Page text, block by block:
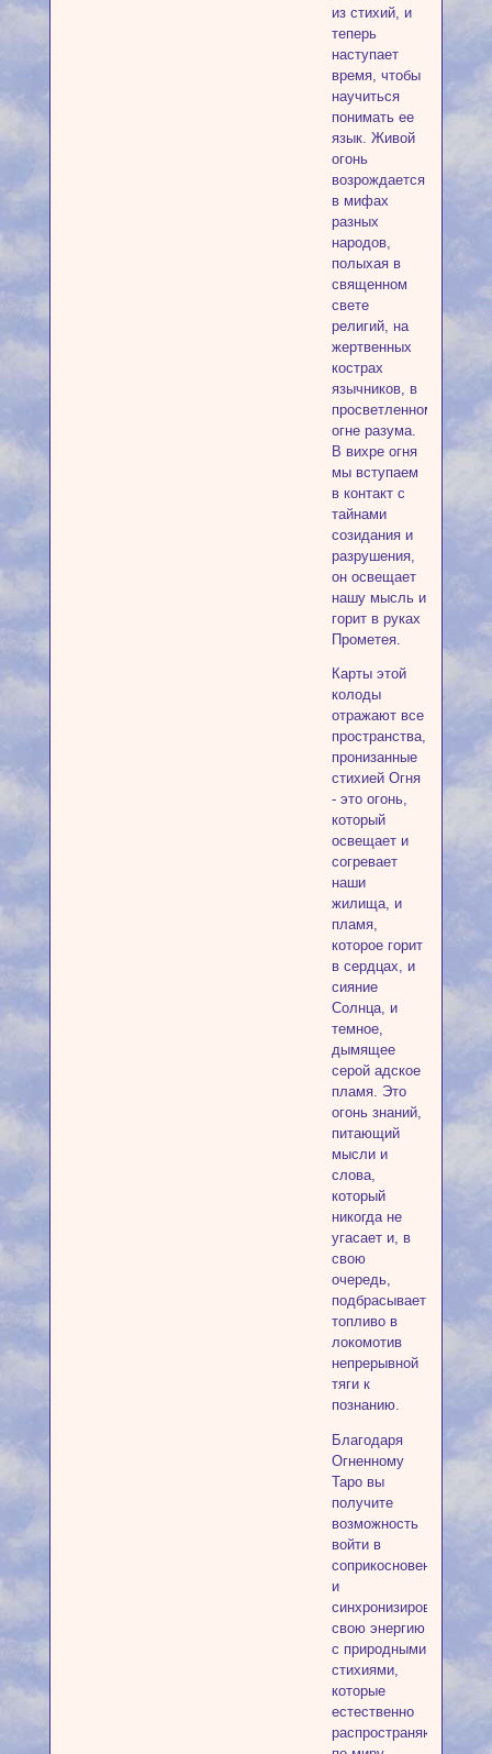
из стихий, и
теперь
наступает
время, чтобы
научиться
понимать ее
язык. Живой
огонь
возрождается
в мифах
разных
народов,
полыхая в
священном
свете
религий, на
жертвенных
кострах
язычников, в
просветленном
огне разума.
В вихре огня
мы вступаем
в контакт с
тайнами
созидания и
разрушения,
он освещает
нашу мысль и
горит в руках
Прометея.
Карты этой
колоды
отражают все
пространства,
пронизанные
стихией Огня
- это огонь,
который
освещает и
согревает
наши
жилища, и
пламя,
которое горит
в сердцах, и
сияние
Солнца, и
темное,
дымящее
серой адское
пламя. Это
огонь знаний,
питающий
мысли и
слова,
который
никогда не
угасает и, в
свою
очередь,
подбрасывает
топливо в
локомотив
непрерывной
тяги к
познанию.
Благодаря
Огненному
Таро вы
получите
возможность
войти в
соприкосновение
и
синхронизировать
свою энергию
с природными
стихиями,
которые
естественно
распространяются